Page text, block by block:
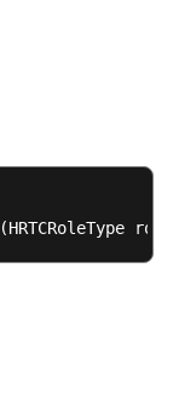
(HRTCRoleType